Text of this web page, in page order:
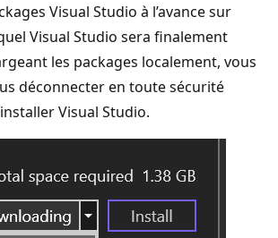
Visual Studio à l’avance sur
Visual Studio sera finalement
les packages localement, vous
déconnecter en toute sécurité
Visual Studio.